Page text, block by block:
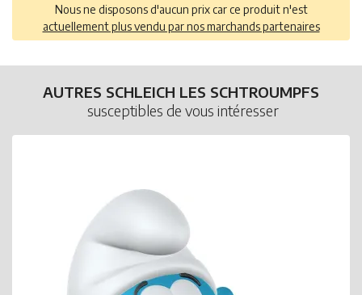
Nous ne disposons d'aucun prix car ce produit n'est
actuellement plus vendu par nos marchands partenaires
AUTRES SCHLEICH LES SCHTROUMPFS
susceptibles de vous intéresser